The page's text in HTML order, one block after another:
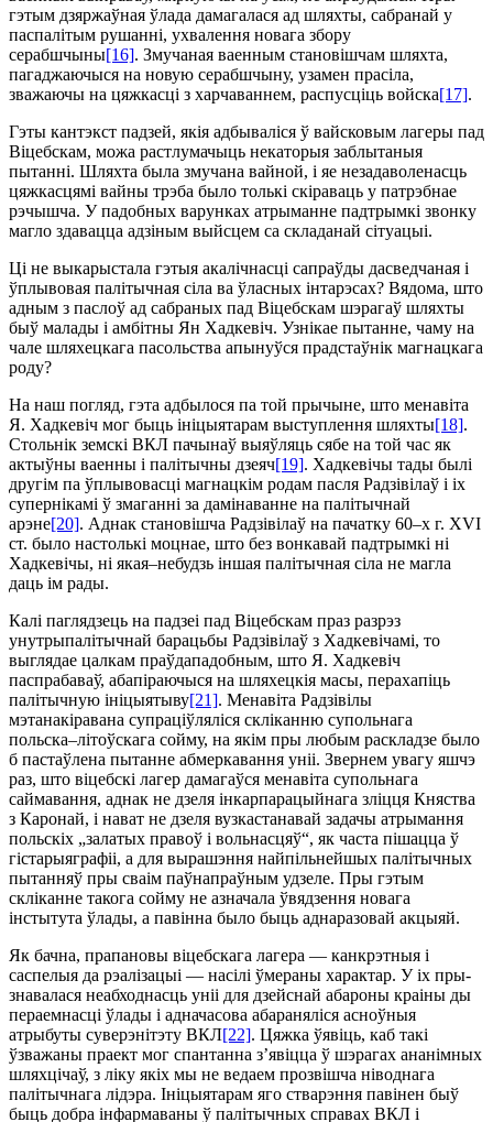
гэтым дзяржаўная ўлада дамагалася ад шляхты, сабранай у
паспалітым рушанні, ухвалення новага збору
серабшчыны[16]. Змучаная ваенным становішчам шляхта,
пагаджаючыся на новую серабшчыну, узамен прасіла,
зважаючы на цяжкасці з харчаваннем, распусціць войска[17].
Гэты кантэкст падзей, якія адбываліся ў вайсковым лагеры пад
Віцебскам, можа растлумачыць некаторыя заблытаныя
пытанні. Шляхта была змучана вайной, і яе незадаволенасць
цяжкасцямі вайны трэба было толькі скіраваць у па­трэбнае
рэчышча. У падобных варунках атрыманне пад­трым­кі звонку
магло здавацца адзіным выйсцем са складанай сітуацыі.
Ці не выкарыстала гэтыя акалічнасці сапраўды дасведчаная і
ўплывовая палітычная сіла ва ўласных інтарэсах? Вядома, што
адным з паслоў ад сабраных пад Віцебскам шэрагаў шляхты
быў малады і амбітны Ян Хадкевіч. Узнікае пытанне, чаму на
чале шляхецкага пасольства апынуўся прадстаўнік магнацкага
роду?
На наш погляд, гэта адбылося па той прычыне, што менавіта
Я. Хадкевіч мог быць ініцыятарам выступлення шляхты[18].
Стольнік земскі ВКЛ пачынаў выяўляць сябе на той час як
актыўны ваенны і палітычны дзеяч[19]. Хадкевічы тады былі
другім па ўплывовасці магнацкім родам пасля Радзівілаў і іх
супернікамі ў змаганні за дамінаванне на палітычнай
арэне[20]. Аднак становішча Радзівілаў на пачатку 60–х г. XVI
ст. было настолькі моцнае, што без вонкавай падтрымкі ні
Хадкевічы, ні якая–небудзь іншая палітычная сіла не магла
даць ім рады.
Калі паглядзець на падзеі пад Віцебскам праз разрэз
унутрыпалітычнай барацьбы Радзівілаў з Хадкевічамі, то
выглядае цалкам праўдападобным, што Я. Хадкевіч
паспрабаваў, абапі­раючыся на шляхецкія масы, перахапіць
палітычную ініцыятыву[21]. Менавіта Радзівілы
мэтанакіравана супраціўляліся скліканню супольнага
польска–літоўскага сойму, на якім пры любым раскладзе было
б пастаўлена пытанне абмеркавання уніі. Звернем увагу яшчэ
раз, што віцебскі лагер дамагаўся менавіта супольнага
саймавання, аднак не дзеля інкарпарацыйнага зліцця Княства
з Каронай, і нават не дзеля вузкастанавай задачы атрымання
польскіх „залатых правоў і вольнасцяў“, як часта пішацца ў
гістарыяграфіі, а для вырашэння найпільнейшых палітычных
пытанняў пры сваім паўнапраўным удзеле. Пры гэтым
скліканне такога сойму не азначала ўвя­дзення новага
інстытута ўлады, а павінна было быць аднаразовай акцыяй.
Як бачна, прапановы віцебскага лагера — канкрэтныя і
саспелыя да рэалізацыі — насілі ўмераны характар. У іх пры­
знавалася неабходнасць уніі для дзейснай абароны краіны ды
пераемнасці ўлады і адначасова абараняліся асноўныя
атрыбуты суверэнітэту ВКЛ[22]. Цяжка ўявіць, каб такі
ўзважаны праект мог спантанна з’явіцца ў шэрагах ананімных
шляхцічаў, з ліку якіх мы не ведаем прозвішча ніводнага
палітычнага лідэра. Ініцыятарам яго стварэння павінен быў
быць добра інфармаваны ў палітычных справах ВКЛ і